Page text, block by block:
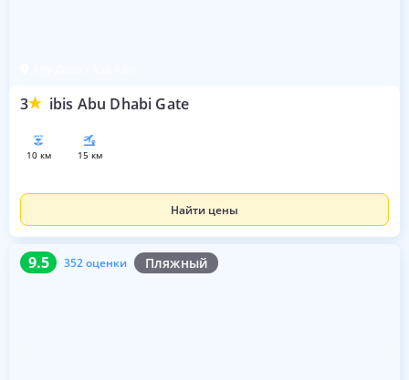
3 ibis Abu Dhabi Gate
10 км 15 км
Найти цены
9.5 352 оценки Пляжный
9.5 352 оценки